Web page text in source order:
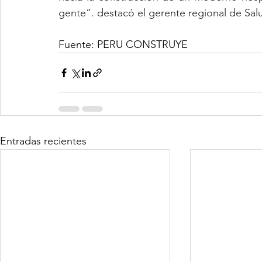
gente”. destacó el gerente regional de
Fuente: PERU CONSTRUYE
Entradas recientes